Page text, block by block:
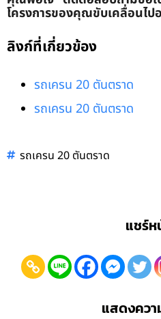
โครงการของคุณขับเคลื่อนไป
ลิงก์ที่เกี่ยวข้อง
รถเครน 20 ตันตราด
รถเครน 20 ตันตราด
รถเครน 20 ตันตราด
แชร์
แสดงคว